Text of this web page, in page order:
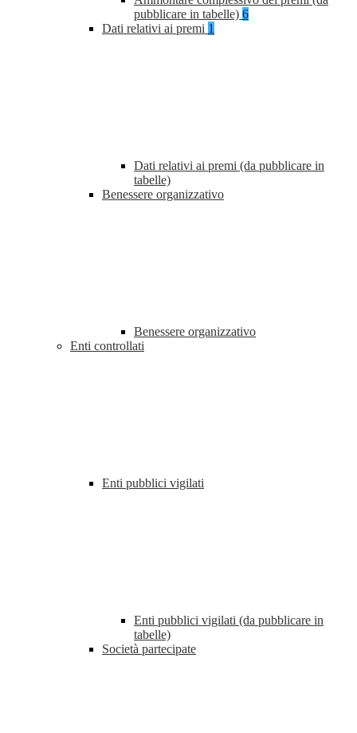
pubblicare in tabelle) 6
Dati relativi ai premi 1
Dati relativi ai premi (da pubblicare in
tabelle)
Benessere organizzativo
Benessere organizzativo
Enti controllati
Enti pubblici vigilati
Enti pubblici vigilati (da pubblicare in
tabelle)
Società partecipate